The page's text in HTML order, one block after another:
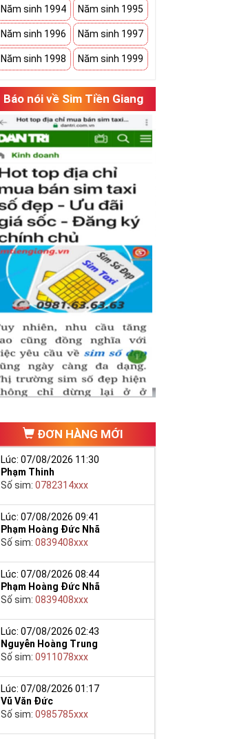
Năm sinh 1994 Năm sinh 1995
Năm sinh 1996 Năm sinh 1997
Năm sinh 1998 Năm sinh 1999
Báo nói về Sim Tiền Giang
ĐƠN HÀNG MỚI
Lúc: 07/08/2026 11:30
Phạm Thinh
Số sim:0782314xxx
Lúc: 07/08/2026 09:41
Phạm Hoàng Đức Nhã
Số sim:0839408xxx
Lúc: 07/08/2026 08:44
Phạm Hoàng Đức Nhã
Số sim:0839408xxx
Lúc: 07/08/2026 02:43
Nguyễn Hoàng Trung
Số sim:0911078xxx
Lúc: 07/08/2026 01:17
Vũ Văn Đức
Số sim:0985785xxx